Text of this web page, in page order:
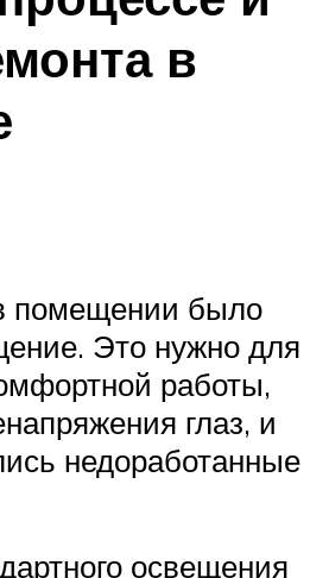
в
помещении было
Это нужно для
работы,
глаз, и
недоработанные
освещения